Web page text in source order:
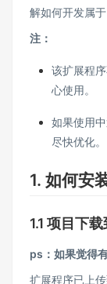
解如何开发属于
注：
该扩展程
心使用。
如果使用
尽快优化。
1. 如何安
1.1 项目下
ps：如果觉得
扩展程序已上